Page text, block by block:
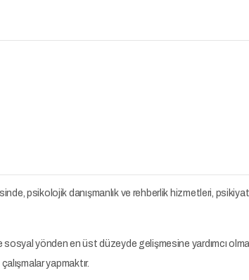
psikolojik danışmanlık ve rehberlik hizmetleri,
yönden en üst düzeyde gelişmesine yardımcı
yapmaktır.